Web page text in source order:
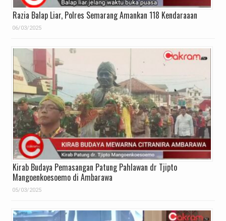
Razia Balap Liar, Polres Semarang Amankan 118 Kendaraaan
06/03/2025
Kirab Budaya Pemasangan Patung Pahlawan dr Tjipto
Mangoenkoesoemo di Ambarawa
05/03/2025